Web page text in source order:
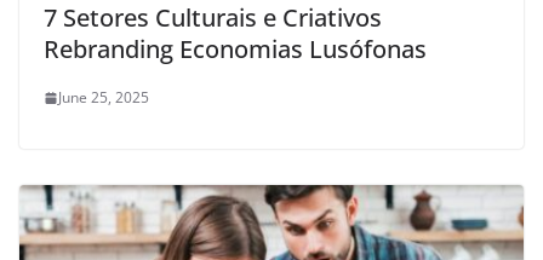
7 Setores Culturais e Criativos
Rebranding Economias Lusófonas
June 25, 2025